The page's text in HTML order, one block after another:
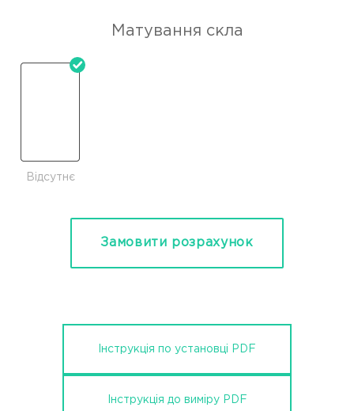
Матування скла
Відсутнє
Замовити розрахунок
Інструкція по установці PDF
Інструкція до виміру PDF